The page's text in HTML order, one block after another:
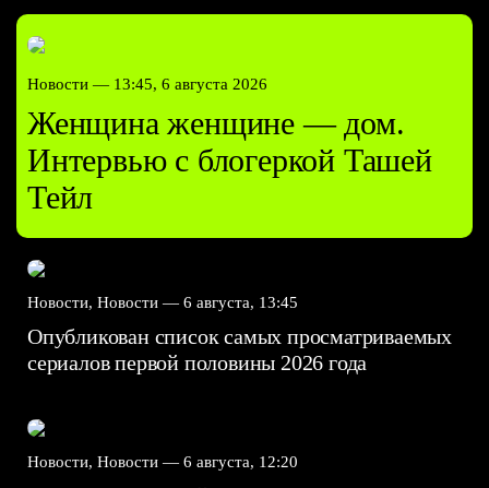
Новости — 13:45, 6 августа 2026
Женщина женщине — дом.
Интервью с блогеркой Ташей
Тейл
Новости, Новости — 6 августа, 13:45
Опубликован список самых просматриваемых
сериалов первой половины 2026 года
Новости, Новости — 6 августа, 12:20